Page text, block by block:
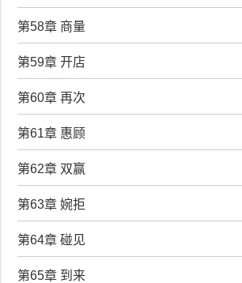
第58章 商量
第59章 开店
第60章 再次
第61章 惠顾
第62章 双赢
第63章 婉拒
第64章 碰见
第65章 到来